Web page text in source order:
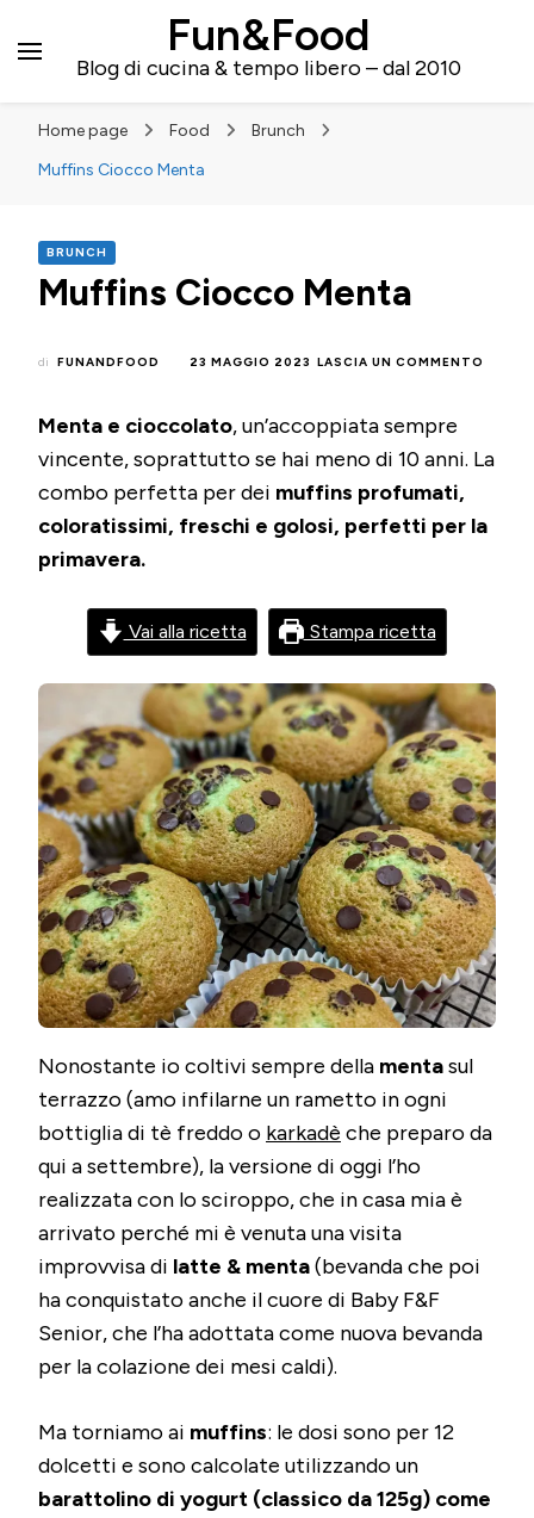
Fun&Food
Blog di cucina & tempo libero – dal 2010
Home page Food
Brunch
Muffins Ciocco Menta
BRUNCH
Muffins Ciocco Menta
di FUNANDFOOD 23 MAGGIO 2023 LASCIA UN COMMENTO
Menta e cioccolato, un’accoppiata sempre
vincente, soprattutto se hai meno di 10 anni. La
combo perfetta per dei muffins profumati,
coloratissimi, freschi e golosi, perfetti per la
primavera.
Vai alla ricetta Stampa ricetta
Nonostante io coltivi sempre della mentasul
terrazzo (amo infilarne un rametto in ogni
bottiglia di tè freddo o karkadè che preparo da
qui a settembre), la versione di oggi l’ho
realizzata con lo sciroppo, che in casa mia è
arrivato perché mi è venuta una visita
improvvisa di latte & menta(bevanda che poi
ha conquistato anche il cuore di Baby F&F
Senior, che l’ha adottata come nuova bevanda
per la colazione dei mesi caldi).
Ma torniamo ai muffins: le dosi sono per 12
dolcetti e sono calcolate utilizzando un
barattolino di yogurt (classico da 125g) come